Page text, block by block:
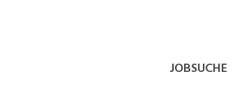
JOBSUCHE